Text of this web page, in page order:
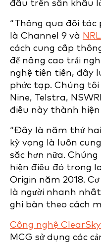
đấu trên sân khấu
“Thông qua đối tác
là Channel 9 và
cách cung cấp
để nâng cao trải
nghệ tiên tiến, đây
phức tạp. Chúng tôi
Nine, Telstra,
điều này thành hiện
“Đây là năm thứ
kỳ vọng là luôn
sắc hơn nữa.
hiện điều đó trong
Origin năm 2018.
là người nhanh
ghi bàn theo cách
Công nghệ ClearSky
MCG sử dụng các